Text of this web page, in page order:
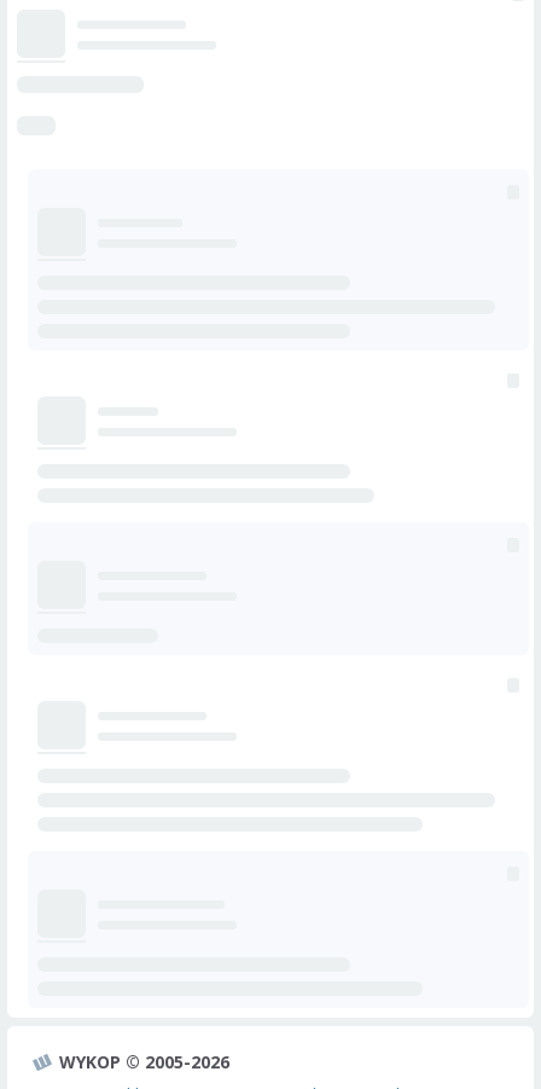
WYKOP © 2005-2026